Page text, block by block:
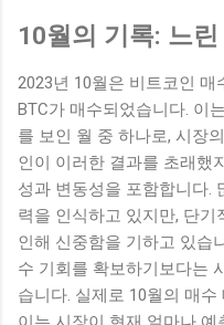
10월의 기록: 느
2023년 10월은 비트코인 매
BTC가 매수되었습니다. 이
를 보인 월 중 하나로, 시장
인이 이러한 결과를 초래했
성과 변동성을 포함합니다.
력을 인식하고 있지만, 단
인해 신중함을 기하고 있습
수 기회를 확보하기보다는
습니다. 실제로 10월의 매